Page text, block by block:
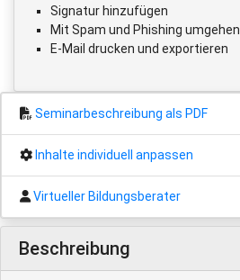
Signatur hinzufügen
Mit Spam und Phishing umgehen
E-Mail drucken und exportieren
Seminarbeschreibung als PDF
Inhalte individuell anpassen
Virtueller Bildungsberater
Beschreibung